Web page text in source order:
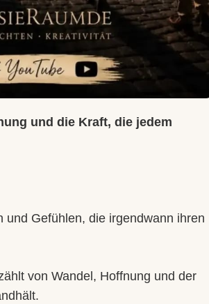
und die Kraft, die jedem
Gefühlen, die irgendwann ihren
von Wandel, Hoffnung und der